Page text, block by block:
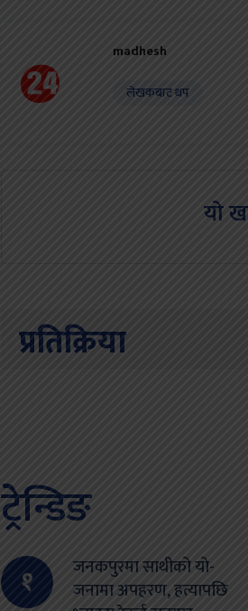
madhesh
लेखकबाट थप
यो
प्रतिक्रिया
ट्रेन्डिङ
१
जनकपुरमा साथीको यो-
जनामा अपहरण, हत्यापछि